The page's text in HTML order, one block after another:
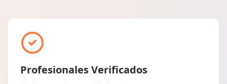
Profesionales Verificados